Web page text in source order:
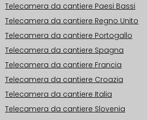
Telecamera da cantiere Paesi Bassi
Telecamera da cantiere Regno Unito
Telecamera da cantiere Portogallo
Telecamera da cantiere Spagna
Telecamera da cantiere Francia
Telecamera da cantiere Croazia
Telecamera da cantiere Italia
Telecamera da cantiere Slovenia